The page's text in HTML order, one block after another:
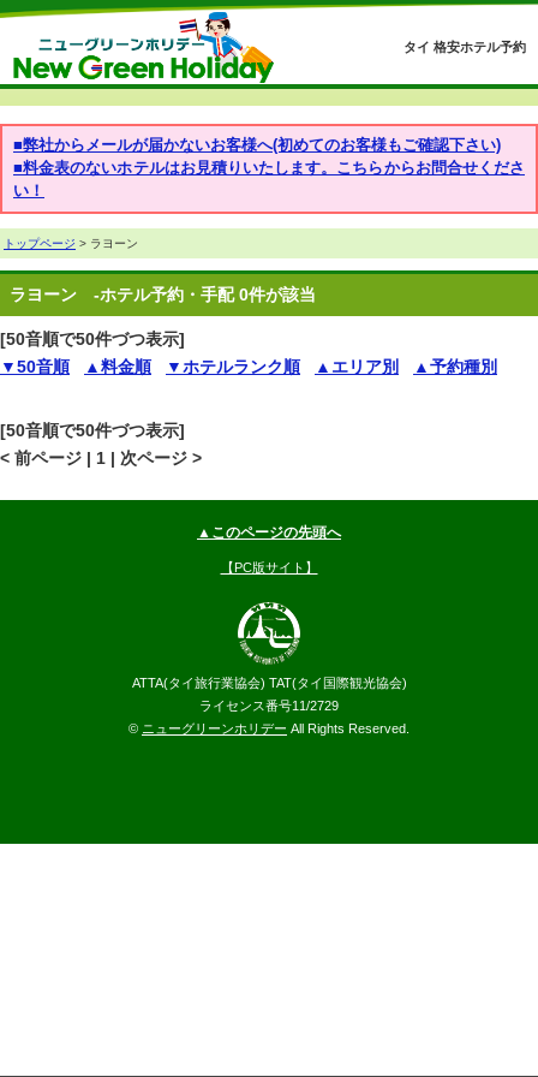
タイ 格安ホテル予約
■弊社からメールが届かないお客様へ(初めてのお客様もご確認下さい)
■料金表のないホテルはお見積りいたします。こちらからお問合せくださ
い！
トップページ > ラヨーン
ラヨーン -ホテル予約・手配 0件が該当
[50音順で50件づつ表示]
▼50音順
▲料金順 ▼ホテルランク順 ▲エリア別 ▲予約種別
[50音順で50件づつ表示]
< 前ページ | 1 | 次ページ >
▲このページの先頭へ
【PC版サイト】
ATTA(タイ旅行業協会) TAT(タイ国際観光協会)
ライセンス番号11/2729
© ニューグリーンホリデー All Rights Reserved.